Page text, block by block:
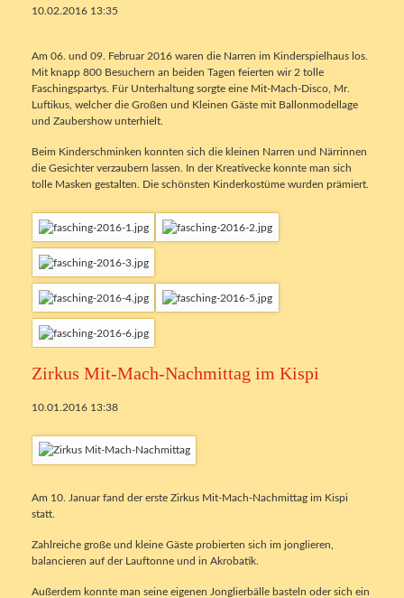
10.02.2016 13:35
Am 06. und 09. Februar 2016 waren die Narren im Kinderspielhaus los.
Mit knapp 800 Besuchern an beiden Tagen feierten wir 2 tolle
Faschingspartys. Für Unterhaltung sorgte eine Mit-Mach-Disco, Mr.
Luftikus, welcher die Großen und Kleinen Gäste mit Ballonmodellage
und Zaubershow unterhielt.
Beim Kinderschminken konnten sich die kleinen Narren und Närrinnen
die Gesichter verzaubern lassen. In der Kreativecke konnte man sich
tolle Masken gestalten. Die schönsten Kinderkostüme wurden prämiert.
Zirkus Mit-Mach-Nachmittag im Kispi
10.01.2016 13:38
Am 10. Januar fand der erste Zirkus Mit-Mach-Nachmittag im Kispi
statt.
Zahlreiche große und kleine Gäste probierten sich im jonglieren,
balancieren auf der Lauftonne und in Akrobatik.
Außerdem konnte man seine eigenen Jonglierbälle basteln oder sich ein